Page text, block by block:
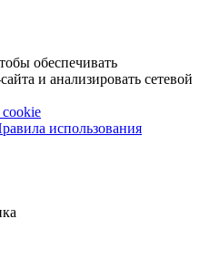
обеспечивать
и анализировать сетевой
использования